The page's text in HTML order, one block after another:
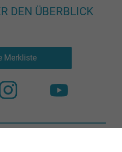
DEN ÜBERBLICK
Merkliste